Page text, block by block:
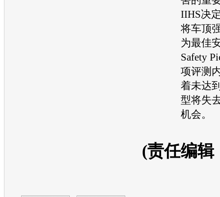
IIHS决
将车顶
为最佳
Safety
项评测
着未达
型将失
机会。
(责任编辑